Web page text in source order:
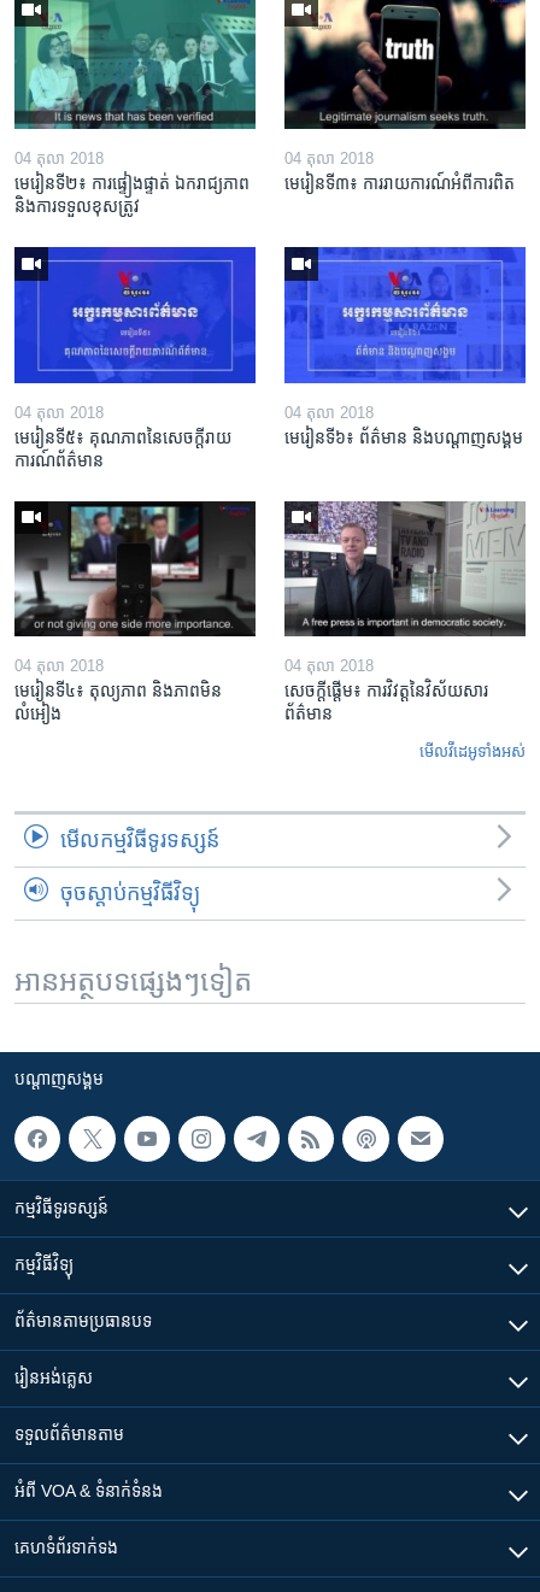
04 តុលា 2018
មេរៀន​ទី២៖ ការ​ផ្ទៀងផ្ទាត់ ឯករាជ្យ​ភាព
និង​ការ​ទទួល​ខុស​ត្រូវ
04 តុលា 2018
មេរៀន​ទី៣៖ ការ​រាយការណ៍​អំពី​ការ​ពិត
04 តុលា 2018
មេរៀន​ទី៥៖ គុណភាព​នៃ​សេចក្ដី​រាយ
ការណ៍​ព័ត៌មាន
04 តុលា 2018
មេរៀន​ទី៦៖ ព័ត៌មាន និង​បណ្ដាញ​សង្គម
04 តុលា 2018
មេរៀន​ទី៤៖ តុល្យភាព និង​ភាព​មិន​
លំអៀង
04 តុលា 2018
សេចក្តីផ្តើម៖ ការ​វិវត្ត​នៃ​វិស័យ​សារ
ព័ត៌មាន
មើល​វីដេអូ​ទាំង​អស់
មើល​កម្មវិធី​ទូរទស្សន៍
ចុចស្តាប់កម្មវិធីវិទ្យុ
អានអត្ថបទផ្សេងៗទៀត
បណ្តាញ​សង្គម
កម្មវិធី​ទូរទស្សន៍
កម្មវិធី​វិទ្យុ
ព័ត៌មាន​តាមប្រធានបទ​
រៀន​​អង់គ្លេស
ទទួល​ព័ត៌មាន​តាម
អំពី​ VOA & ទំនាក់ទំនង
គេហទំព័រ​​ទាក់ទង